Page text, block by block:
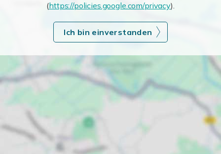
(https://policies.google.com/privacy).
Ich bin einverstanden